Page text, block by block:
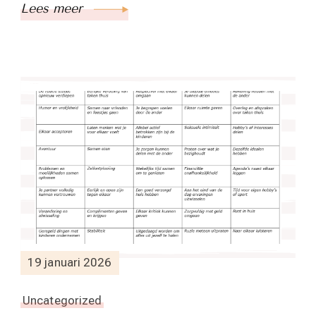
Lees meer
19 januari 2026
Uncategorized